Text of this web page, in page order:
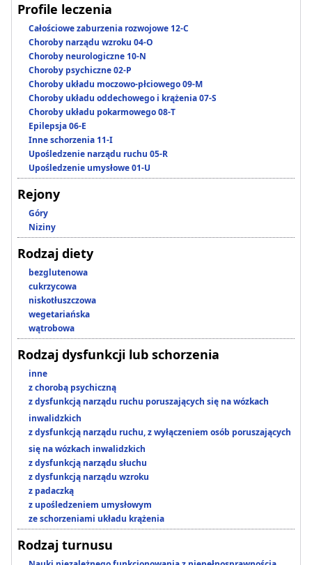
Profile leczenia
Całościowe zaburzenia rozwojowe 12-C
Choroby narządu wzroku 04-O
Choroby neurologiczne 10-N
Choroby psychiczne 02-P
Choroby układu moczowo-płciowego 09-M
Choroby układu oddechowego i krążenia 07-S
Choroby układu pokarmowego 08-T
Epilepsja 06-E
Inne schorzenia 11-I
Upośledzenie narządu ruchu 05-R
Upośledzenie umysłowe 01-U
Rejony
Góry
Niziny
Rodzaj diety
bezglutenowa
cukrzycowa
niskotłuszczowa
wegetariańska
wątrobowa
Rodzaj dysfunkcji lub schorzenia
inne
z chorobą psychiczną
z dysfunkcją narządu ruchu poruszających się na wózkach
inwalidzkich
z dysfunkcją narządu ruchu, z wyłączeniem osób poruszających
się na wózkach inwalidzkich
z dysfunkcją narządu słuchu
z dysfunkcją narządu wzroku
z padaczką
z upośledzeniem umysłowym
ze schorzeniami układu krążenia
Rodzaj turnusu